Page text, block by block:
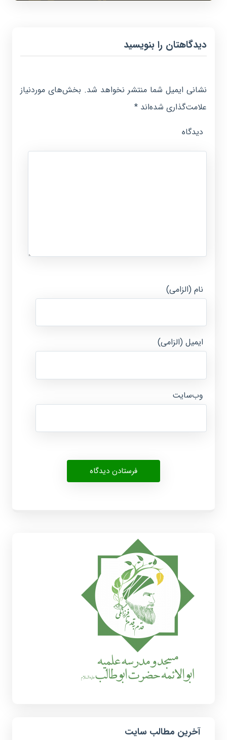
دیدگاهتان را بنویسید
نشانی ایمیل شما منتشر نخواهد شد. بخش‌های موردنیاز
علامت‌گذاری شده‌اند*
دیدگاه
نام (الزامی)
ایمیل (الزامی)
وب‌سایت
آخرین مطالب سایت